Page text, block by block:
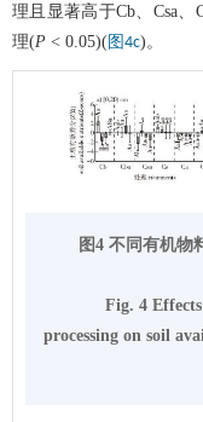
理且显著高于Cb、Csa
理(P < 0.05)(图4c)。
图4 不同有机物
Fig. 4
processing on soil